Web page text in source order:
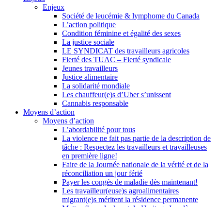
Enjeux
Société de leucémie & lymphome du Canada
L’action politique
Condition féminine et égalité des sexes
La justice sociale
LE SYNDICAT des travailleurs agricoles
Fierté des TUAC – Fierté syndicale
Jeunes travailleurs
Justice alimentaire
La solidarité mondiale
Les chauffeur(e)s d’Uber s’unissent
Cannabis responsable
Moyens d’action
Moyens d’action
L’abordabilité pour tous
La violence ne fait pas partie de la description de
tâche : Respectez les travailleurs et travailleuses
en première ligne!
Faire de la Journée nationale de la vérité et de la
réconciliation un jour férié
Payer les congés de maladie dès maintenant!
Les travailleur(euse)s agroalimentaires
migrant(e)s méritent la résidence permanente